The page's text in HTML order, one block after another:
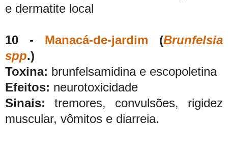
e dermatite local
10 - Manacá-de-jardim (Brunfelsia
spp.)
Toxina: brunfelsamidina e escopoletina
Efeitos: neurotoxicidade
Sinais: tremores, convulsões, rigidez
muscular, vômitos e diarreia.